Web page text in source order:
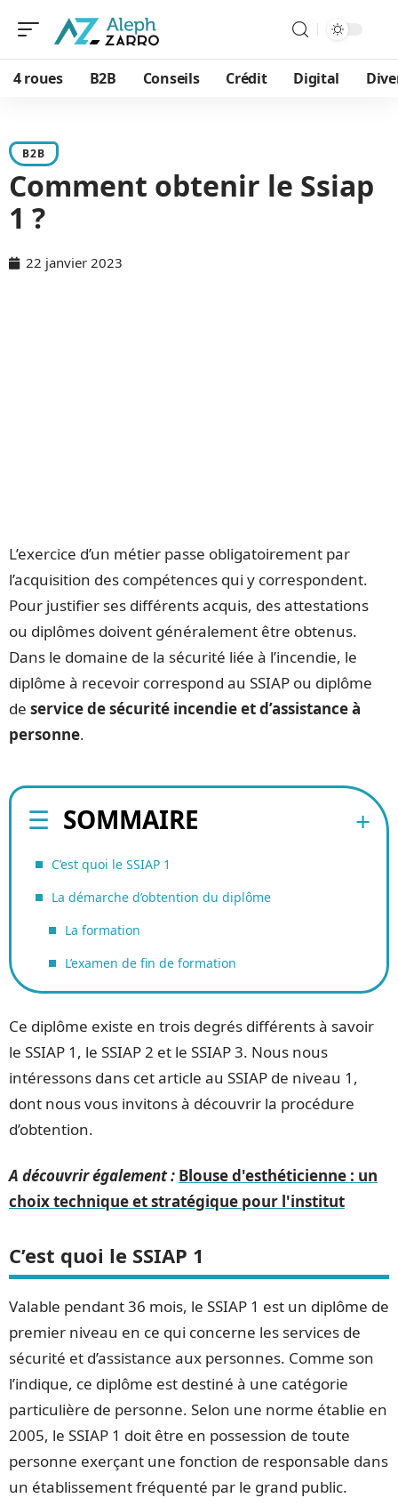
4 roues B2B Conseils Crédit Digital
B2B
Comment obtenir le Ssiap
1 ?
22 janvier 2023
L’exercice d’un métier passe obligatoirement par
l’acquisition des compétences qui y correspondent.
Pour justifier ses différents acquis, des attestations
ou diplômes doivent généralement être obtenus.
Dans le domaine de la sécurité liée à l’incendie, le
diplôme à recevoir correspond au SSIAP ou diplôme
de service de sécurité incendie et d’assistance à
personne.
SOMMAIRE
C’est quoi le SSIAP 1
La démarche d’obtention du diplôme
La formation
L’examen de fin de formation
Ce diplôme existe en trois degrés différents à savoir
le SSIAP 1, le SSIAP 2 et le SSIAP 3. Nous nous
intéressons dans cet article au SSIAP de niveau 1,
dont nous vous invitons à découvrir la procédure
d’obtention.
A découvrir également : Blouse d'esthéticienne : un
choix technique et stratégique pour l'institut
C’est quoi le SSIAP 1
Valable pendant 36 mois, le SSIAP 1 est un diplôme de
premier niveau en ce qui concerne les services de
sécurité et d’assistance aux personnes. Comme son
l’indique, ce diplôme est destiné à une catégorie
particulière de personne. Selon une norme établie en
2005, le SSIAP 1 doit être en possession de toute
personne exerçant une fonction de responsable dans
un établissement fréquenté par le grand public.